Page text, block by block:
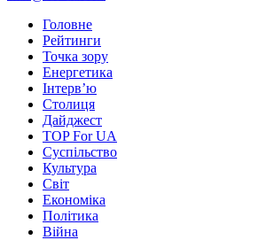
Головне
Рейтинги
Точка зору
Енергетика
Інтерв’ю
Столиця
Дайджест
TOP For UA
Суспiльство
Культура
Світ
Економіка
Політика
Війна